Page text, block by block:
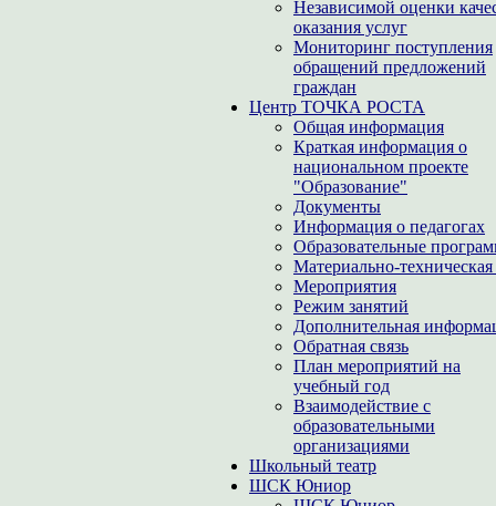
Независимой оценки
оказания услуг
Мониторинг поступления
обращений предложений
граждан
Центр ТОЧКА РОСТА
Общая информация
Краткая информация о
национальном проекте
"Образование"
Документы
Информация о педагогах
Образовательные
Материально-техническая
Мероприятия
Режим занятий
Дополнительная
Обратная связь
План мероприятий на
учебный год
Взаимодействие с
образовательными
организациями
Школьный театр
ШСК Юниор